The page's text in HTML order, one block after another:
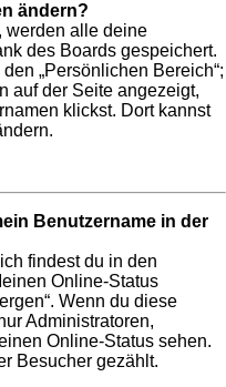
ändern?
werden alle deine
des Boards gespeichert.
„Persönlichen Bereich“;
auf der Seite angezeigt,
klickst. Dort kannst
Benutzername in der
findest du in den
Online-Status
Wenn du diese
Administratoren,
Online-Status sehen.
Besucher gezählt.